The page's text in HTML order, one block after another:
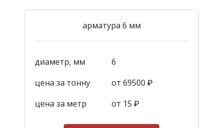
арматура 6 мм
диаметр, мм
6
цена за тонну
от 69500 ₽
цена за метр
от 15 ₽